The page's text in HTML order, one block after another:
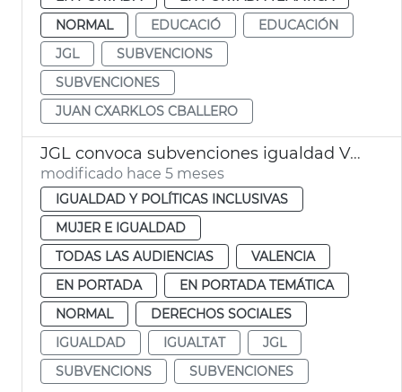
NORMAL
EDUCACIÓ
EDUCACIÓN
JGL
SUBVENCIONS
SUBVENCIONES
JUAN CXARKLOS CBALLERO
JGL convoca subvenciones igualdad València
modificado hace 5 meses
IGUALDAD Y POLÍTICAS INCLUSIVAS
MUJER E IGUALDAD
TODAS LAS AUDIENCIAS
VALENCIA
EN PORTADA
EN PORTADA TEMÁTICA
NORMAL
DERECHOS SOCIALES
IGUALDAD
IGUALTAT
JGL
SUBVENCIONS
SUBVENCIONES